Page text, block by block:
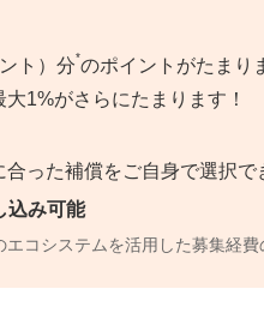
ト）分*のポイントがたまり
1%がさらにたまります！
った補償をご自身で選択で
込み可能
コシステムを活用した募集経